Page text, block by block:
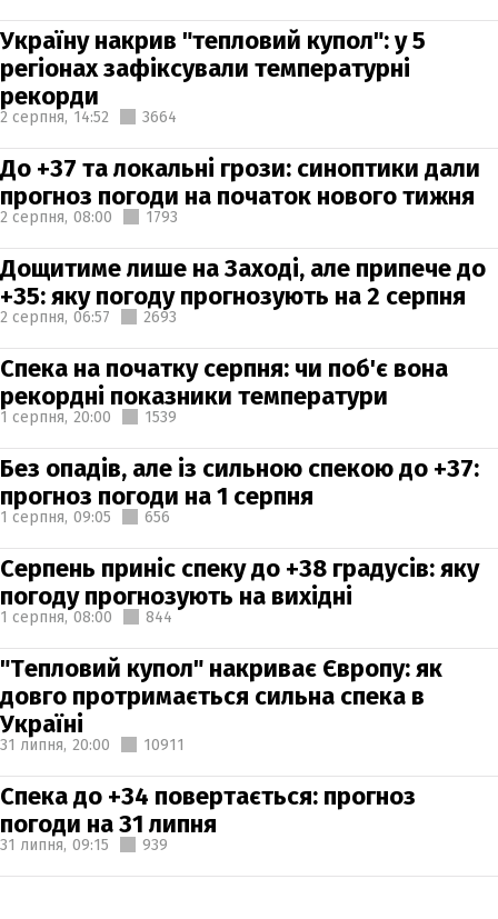
Україну накрив "тепловий купол": у 5
регіонах зафіксували температурні
рекорди
2 серпня, 14:52 3664
До +37 та локальні грози: синоптики дали
прогноз погоди на початок нового тижня
2 серпня, 08:00 1793
Дощитиме лише на Заході, але припече до
+35: яку погоду прогнозують на 2 серпня
2 серпня, 06:57 2693
Спека на початку серпня: чи поб'є вона
рекордні показники температури
1 серпня, 20:00 1539
Без опадів, але із сильною спекою до +37:
прогноз погоди на 1 серпня
1 серпня, 09:05 656
Серпень приніс спеку до +38 градусів: яку
погоду прогнозують на вихідні
1 серпня, 08:00 844
"Тепловий купол" накриває Європу: як
довго протримається сильна спека в
Україні
31 липня, 20:00 10911
Спека до +34 повертається: прогноз
погоди на 31 липня
31 липня, 09:15 939